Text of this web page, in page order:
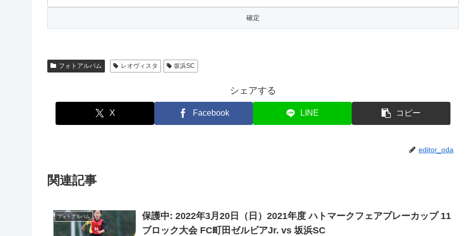
フォトアルバム レオヴィスタ 坂浜SC
シェアする
X Facebook LINE コピー
editor_oda
関連記事
フォトアルバム
保護中: 2022年3月20日（日）2021年度 ハトマークフェアプレーカップ 11
ブロック大会 FC町田ゼルビアJr. vs 坂浜SC